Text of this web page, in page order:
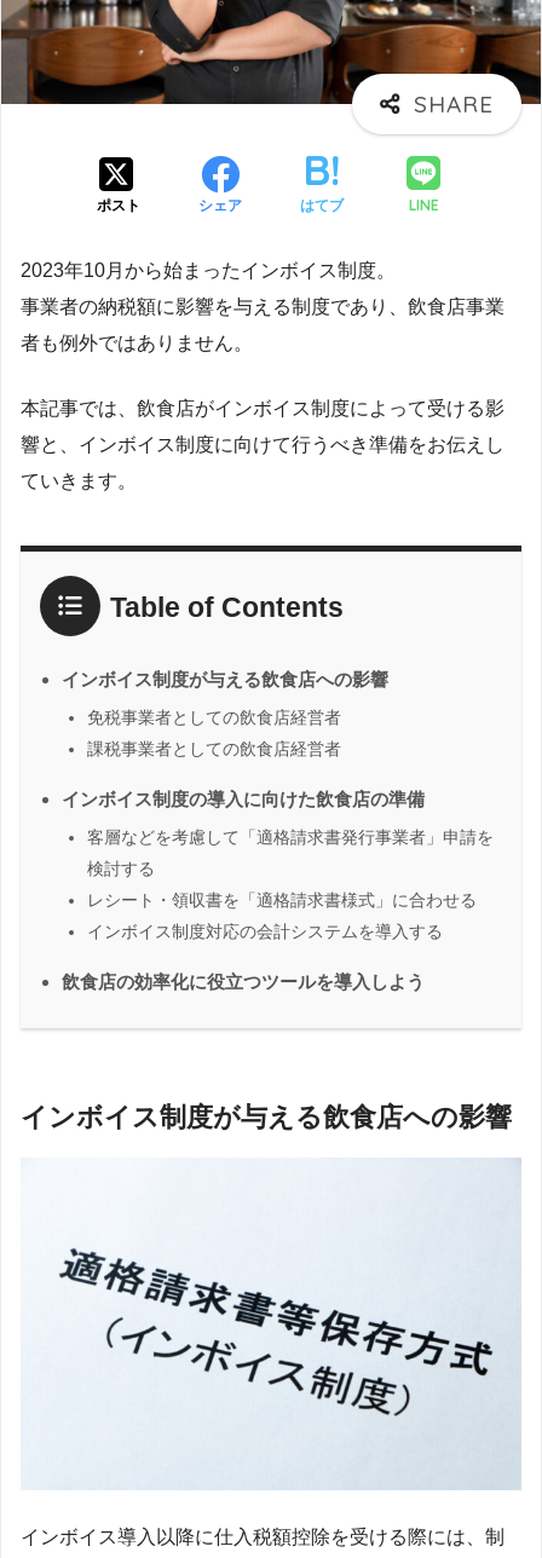
ポスト シェア はてブ LINE
2023年10月から始まったインボイス制度。
事業者の納税額に影響を与える制度であり、飲食店事業
者も例外ではありません。
本記事では、飲食店がインボイス制度によって受ける影
響と、インボイス制度に向けて行うべき準備をお伝えし
ていきます。
Table of Contents
インボイス制度が与える飲食店への影響
免税事業者としての飲食店経営者
課税事業者としての飲食店経営者
インボイス制度の導入に向けた飲食店の準備
客層などを考慮して「適格請求書発行事業者」申請を
検討する
レシート・領収書を「適格請求書様式」に合わせる
インボイス制度対応の会計システムを導入する
飲食店の効率化に役立つツールを導入しよう
インボイス制度が与える飲食店への影響
インボイス導入以降に仕入税額控除を受ける際には、制